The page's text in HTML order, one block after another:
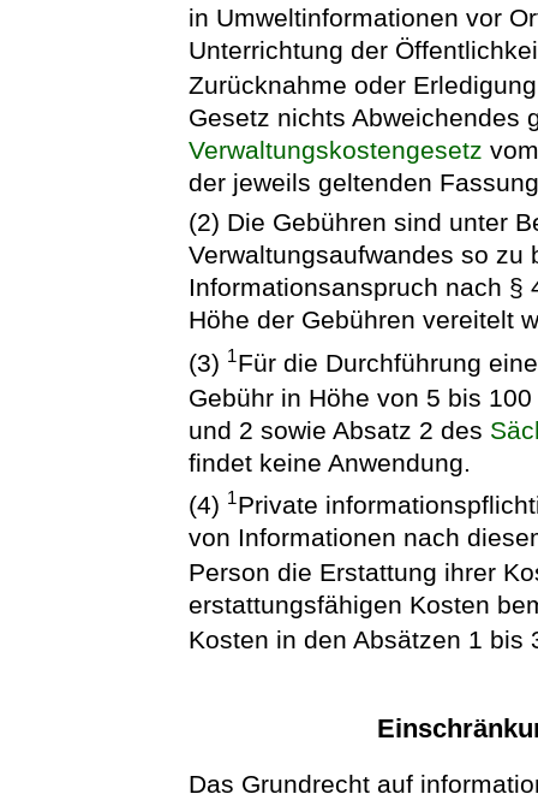
in Umweltinformationen vor
Unterrichtung der
Zurücknahme oder
Gesetz nichts Abweichendes
Verwaltungskostengesetz
der jeweils geltenden
(2) Die Gebühren sind unter
Verwaltungsaufwandes so zu
Informationsanspruch nach §
Höhe der Gebühren vereitelt
(3) 1Für die Durchführung
Gebühr in Höhe von 5 bis
und 2 sowie Absatz 2 des
findet keine Anwendung.
(4) 1Private
von Informationen nach
Person die Erstattung ihrer
erstattungsfähigen Kosten
Kosten in den Absätzen 1 bis
Das Grundrecht auf